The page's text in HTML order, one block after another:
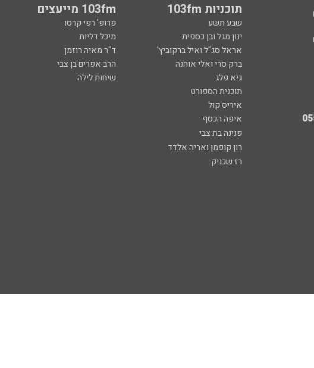
תוכניות 103fm 103fm מייעצים
שבע תשע פרופ' רפי קרסו
ינון מגל ובן כספית
מיכל דליות
אראל סג"ל ואיל ברקוביץ'
ד"ר מאיה רוזמן
ברק סרי ואלי אוחנה
הרב אפרים בן צבי
גיא פלג
שיחות לילה
תוכנית הספורט
איריס קול
איפה הכסף
פנינה בת צבי
רון קופמן ואריה אלדד
רז שכניק